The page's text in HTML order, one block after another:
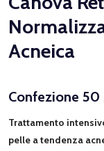
Acneica
Confezione 50
Trattamento
pelle a tendenza